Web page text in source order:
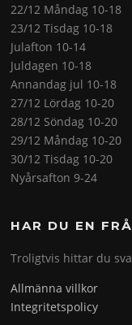
22/12 Måndag 10-18
23/12 Tisdag 10-18
Julafton 10-14
Juldagen 10-18
Annandag jul 10-18
27/12 Lördag 10-20
28/12 Söndag 10-20
29/12 Måndag 10-20
30/12 Tisdag 10-20
Nyårsafton 9-24
HAR DU EN
Troligtvis hittar du
Allmänna villkor
Integritetspolicy